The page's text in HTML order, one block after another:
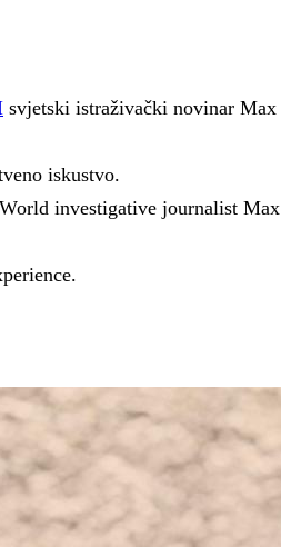
svjetski istraživački novinar
iskustvo.
World investigative journalist